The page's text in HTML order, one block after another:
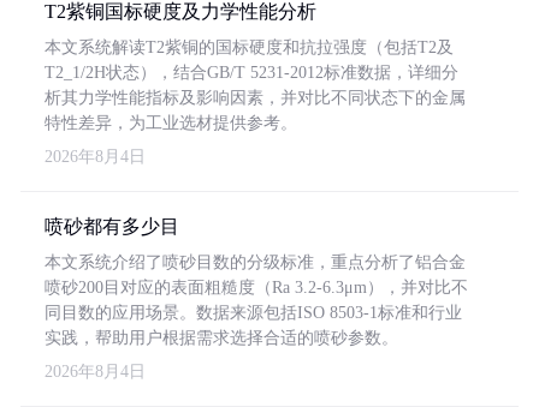
T2紫铜国标硬度及力学性能分析
本文系统解读T2紫铜的国标硬度和抗拉强度（包括T2及
T2_1/2H状态），结合GB/T 5231-2012标准数据，详细分
析其力学性能指标及影响因素，并对比不同状态下的金属
特性差异，为工业选材提供参考。
2026年8月4日
喷砂都有多少目
本文系统介绍了喷砂目数的分级标准，重点分析了铝合金
喷砂200目对应的表面粗糙度（Ra 3.2-6.3μm），并对比不
同目数的应用场景。数据来源包括ISO 8503-1标准和行业
实践，帮助用户根据需求选择合适的喷砂参数。
2026年8月4日